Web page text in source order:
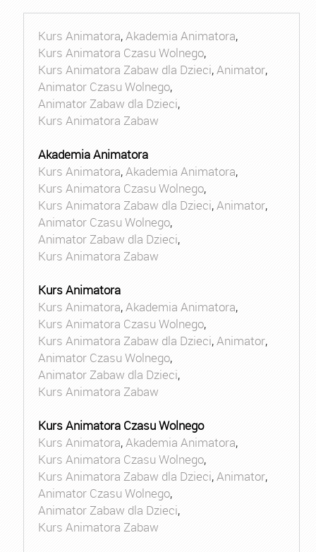
Kurs Animatora,Akademia Animatora,
Kurs Animatora Czasu Wolnego,
Kurs Animatora Zabaw dla Dzieci,Animator,
Animator Czasu Wolnego,
Animator Zabaw dla Dzieci,
Kurs Animatora Zabaw
Akademia Animatora
Kurs Animatora,Akademia Animatora,
Kurs Animatora Czasu Wolnego,
Kurs Animatora Zabaw dla Dzieci,Animator,
Animator Czasu Wolnego,
Animator Zabaw dla Dzieci,
Kurs Animatora Zabaw
Kurs Animatora
Kurs Animatora,Akademia Animatora,
Kurs Animatora Czasu Wolnego,
Kurs Animatora Zabaw dla Dzieci,Animator,
Animator Czasu Wolnego,
Animator Zabaw dla Dzieci,
Kurs Animatora Zabaw
Kurs Animatora Czasu Wolnego
Kurs Animatora,Akademia Animatora,
Kurs Animatora Czasu Wolnego,
Kurs Animatora Zabaw dla Dzieci,Animator,
Animator Czasu Wolnego,
Animator Zabaw dla Dzieci,
Kurs Animatora Zabaw